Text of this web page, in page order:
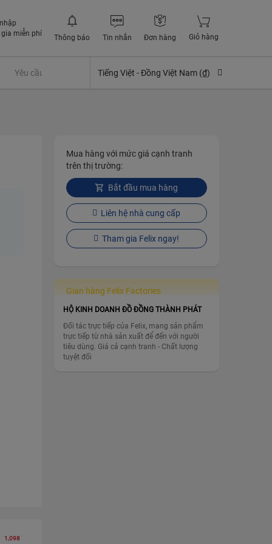
miễn phí
Thông báo Tin nhắn Đơn hàng Giỏ hàng
Yêu cầu quyền lợi bảo hiểmTiếng Việt -Đồng Việt Nam (₫)
1,098
Mua hàng với mức giá cạnh tranh
trên thị trường:
Bắt đầu mua hàng
Liên hệ nhà cung cấp
Tham gia Felix ngay!
Gian hàng Felix Factories
HỘ KINH DOANH ĐỒ ĐỒNG THÀNH PHÁT
Đối tác trực tiếp của Felix, mang sản phẩm
trực tiếp từ nhà sản xuất để đến với người
tiêu dùng. Giá cả cạnh tranh - Chất lượng
tuyệt đối